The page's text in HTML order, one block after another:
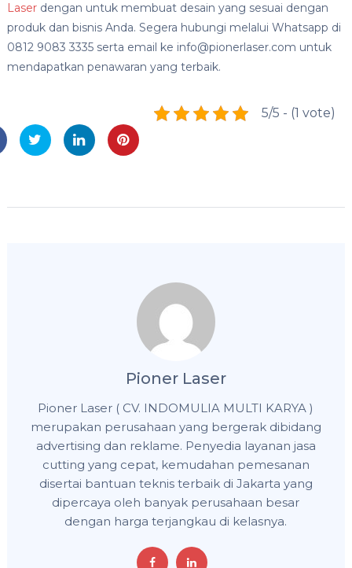
Laserdengan untuk membuat desain yang sesuai dengan
produk dan bisnis Anda. Segera hubungi melalui Whatsapp di
0812 9083 3335 serta email ke info@pionerlaser.com untuk
mendapatkan penawaran yang terbaik.
5/5 - (1 vote)
Pioner Laser
Pioner Laser ( CV. INDOMULIA MULTI KARYA )
merupakan perusahaan yang bergerak dibidang
advertising dan reklame. Penyedia layanan jasa
cutting yang cepat, kemudahan pemesanan
disertai bantuan teknis terbaik di Jakarta yang
dipercaya oleh banyak perusahaan besar
dengan harga terjangkau di kelasnya.